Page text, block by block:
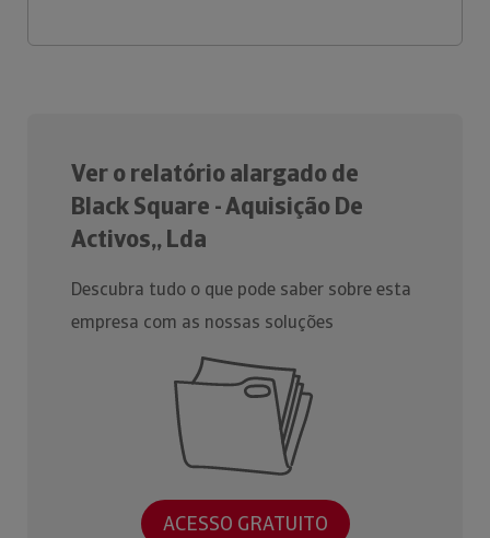
Ver o relatório alargado de
Black Square - Aquisição De
Activos,, Lda
Descubra tudo o que pode saber sobre esta
empresa com as nossas soluções
ACESSO GRATUITO